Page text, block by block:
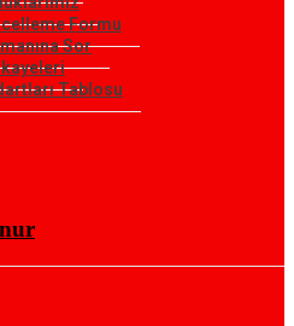
Formu
Sor
Tablosu